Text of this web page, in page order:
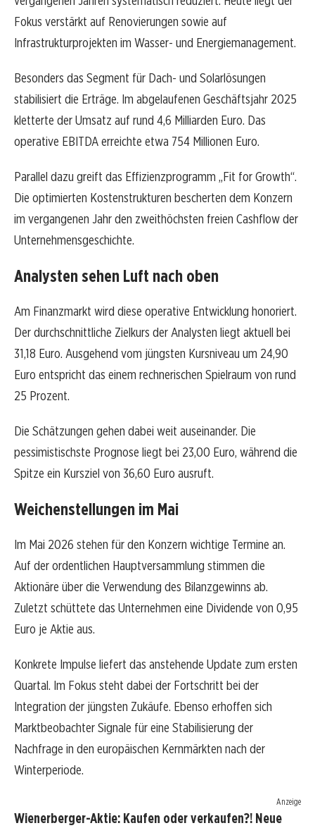
Fokus verstärkt auf Renovierungen sowie auf
Infrastrukturprojekten im Wasser- und Energiemanagement.
Besonders das Segment für Dach- und Solarlösungen
stabilisiert die Erträge. Im abgelaufenen Geschäftsjahr 2025
kletterte der Umsatz auf rund 4,6 Milliarden Euro. Das
operative EBITDA erreichte etwa 754 Millionen Euro.
Parallel dazu greift das Effizienzprogramm „Fit for Growth“.
Die optimierten Kostenstrukturen bescherten dem Konzern
im vergangenen Jahr den zweithöchsten freien Cashflow der
Unternehmensgeschichte.
Analysten sehen Luft nach oben
Am Finanzmarkt wird diese operative Entwicklung honoriert.
Der durchschnittliche Zielkurs der Analysten liegt aktuell bei
31,18 Euro. Ausgehend vom jüngsten Kursniveau um 24,90
Euro entspricht das einem rechnerischen Spielraum von rund
25 Prozent.
Die Schätzungen gehen dabei weit auseinander. Die
pessimistischste Prognose liegt bei 23,00 Euro, während die
Spitze ein Kursziel von 36,60 Euro ausruft.
Weichenstellungen im Mai
Im Mai 2026 stehen für den Konzern wichtige Termine an.
Auf der ordentlichen Hauptversammlung stimmen die
Aktionäre über die Verwendung des Bilanzgewinns ab.
Zuletzt schüttete das Unternehmen eine Dividende von 0,95
Euro je Aktie aus.
Konkrete Impulse liefert das anstehende Update zum ersten
Quartal. Im Fokus steht dabei der Fortschritt bei der
Integration der jüngsten Zukäufe. Ebenso erhoffen sich
Marktbeobachter Signale für eine Stabilisierung der
Nachfrage in den europäischen Kernmärkten nach der
Winterperiode.
Anzeige
Wienerberger-Aktie: Kaufen oder verkaufen?! Neue